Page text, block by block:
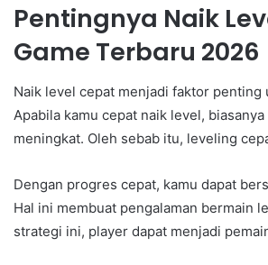
Pentingnya Naik
Game Terbaru 2026
Naik level cepat menjadi faktor penting
Apabila kamu cepat naik level,
meningkat. Oleh sebab itu, leveling
Dengan progres cepat, kamu dapat
Hal ini membuat pengalaman bermain
strategi ini, player dapat menjadi